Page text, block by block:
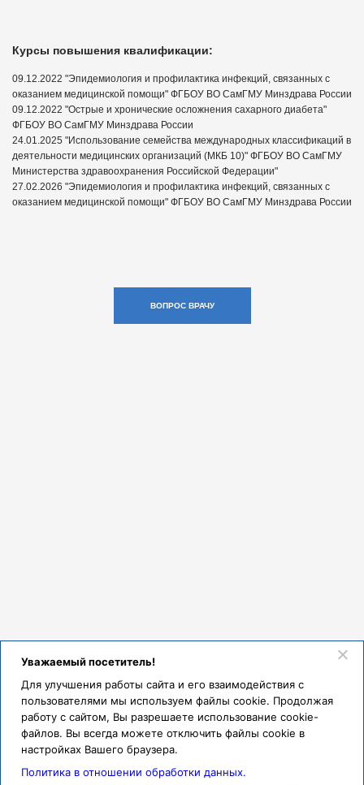
Курсы повышения квалификации:
09.12.2022 "Эпидемиология и профилактика инфекций, связанных с
оказанием медицинской помощи" ФГБОУ ВО СамГМУ Минздрава России
09.12.2022 "Острые и хронические осложнения сахарного диабета"
ФГБОУ ВО СамГМУ Минздрава России
24.01.2025 "Использование семейства международных классификаций в
деятельности медицинских организаций (МКБ 10)" ФГБОУ ВО СамГМУ
Министерства здравоохранения Российской Федерации"
27.02.2026 "Эпидемиология и профилактика инфекций, связанных с
оказанием медицинской помощи" ФГБОУ ВО СамГМУ Минздрава России
ВОПРОС ВРАЧУ
Уважаемый посетитель!
Для улучшения работы сайта и его взаимодействия с
пользователями мы используем файлы cookie. Продолжая
работу с сайтом, Вы разрешаете использование cookie-
файлов. Вы всегда можете отключить файлы cookie в
настройках Вашего браузера.
Политика в отношении обработки данных.